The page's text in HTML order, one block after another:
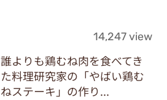
14,247 view
誰よりも鶏むね肉を食べてき
た料理研究家の「やばい鶏む
ねステーキ」の作り...